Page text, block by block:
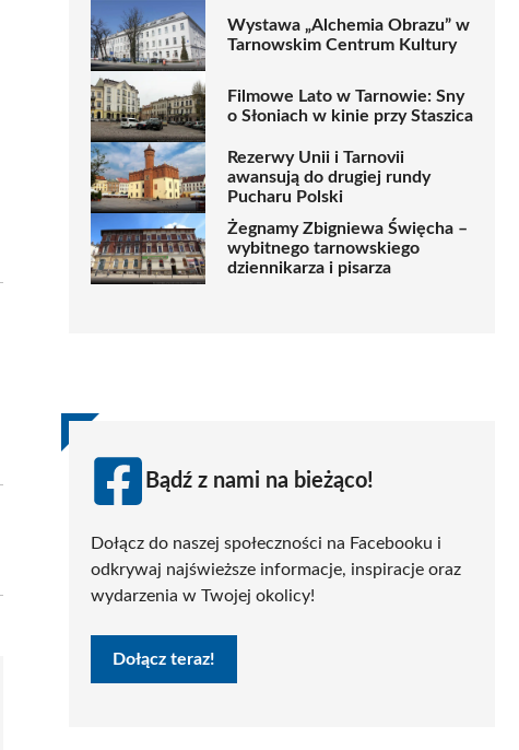
Wystawa „Alchemia Obrazu” w
Tarnowskim Centrum Kultury
Filmowe Lato w Tarnowie: Sny
o Słoniach w kinie przy Staszica
Rezerwy Unii i Tarnovii
awansują do drugiej rundy
Pucharu Polski
Żegnamy Zbigniewa Święcha –
wybitnego tarnowskiego
dziennikarza i pisarza
Bądź z nami na bieżąco!
Dołącz do naszej społeczności na Facebooku i
odkrywaj najświeższe informacje, inspiracje oraz
wydarzenia w Twojej okolicy!
Dołącz teraz!